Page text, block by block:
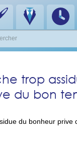
trop
du bon
du bonheur prive